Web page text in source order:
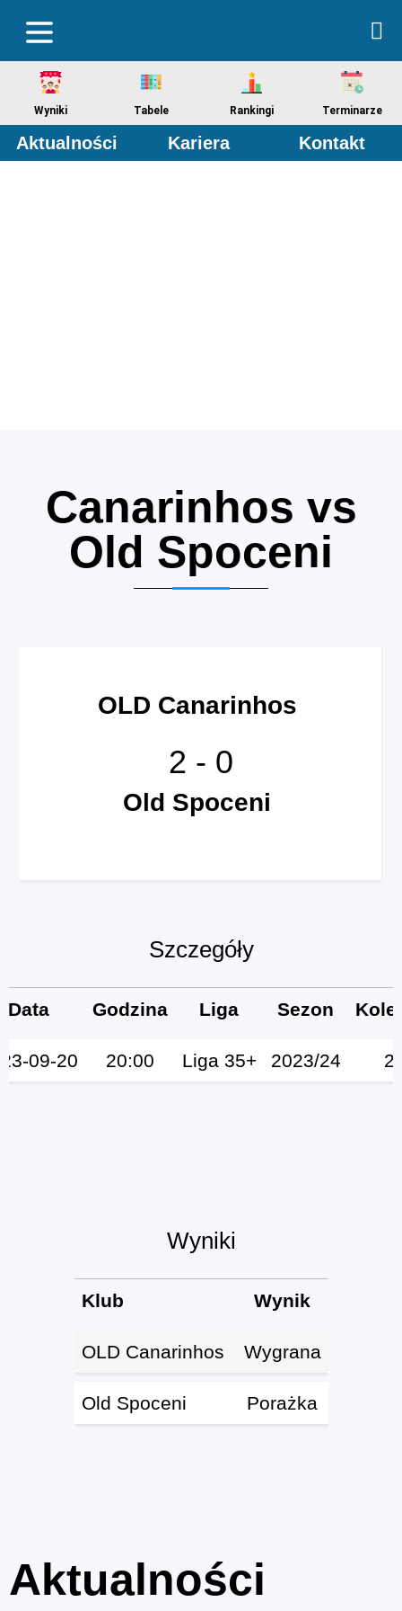
Wyniki Tabele Rankingi Terminarze
Aktualności Kariera Kontakt
Canarinhos vs
Old Spoceni
OLD Canarinhos
Old Spoceni
2 - 0
Szczegóły
Data Godzina Liga Sezon
09-20 20:00 Liga 35+ 2023/24 2
Wyniki
Klub Wynik
OLD Canarinhos Wygrana
Old Spoceni Porażka
Aktualności